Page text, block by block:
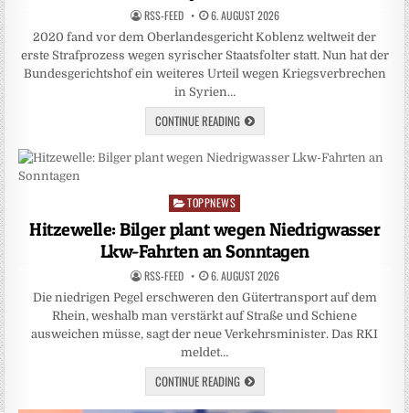
RSS-FEED 6. AUGUST 2026
2020 fand vor dem Oberlandesgericht Koblenz weltweit der
erste Strafprozess wegen syrischer Staatsfolter statt. Nun hat der
Bundesgerichtshof ein weiteres Urteil wegen Kriegsverbrechen
in Syrien…
CONTINUE READING
Posted
in
TOPPNEWS
Hitzewelle: Bilger plant wegen Niedrigwasser
Lkw-Fahrten an Sonntagen
RSS-FEED 6. AUGUST 2026
Die niedrigen Pegel erschweren den Gütertransport auf dem
Rhein, weshalb man verstärkt auf Straße und Schiene
ausweichen müsse, sagt der neue Verkehrsminister. Das RKI
meldet…
CONTINUE READING